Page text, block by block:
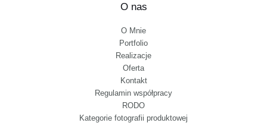
O nas
O Mnie
Portfolio
Realizacje
Oferta
Kontakt
Regulamin współpracy
RODO
Kategorie fotografii produktowej